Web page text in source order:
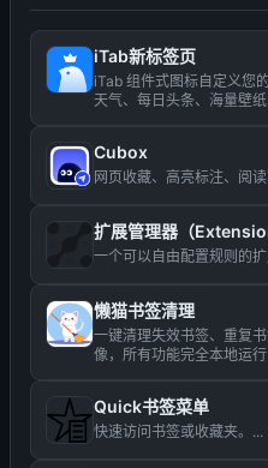
iTab新标签页
iTab 组件式图标自定义您
天气、每日头条、海量壁
Cubox
网页收藏、高亮标注、阅
扩展管理器（
一个可以自由配置规则的
懒猫书签清理
一键清理失效书签、重复
像，所有功能完全本地运
Quick书签菜单
快速访问书签或收藏夹。...